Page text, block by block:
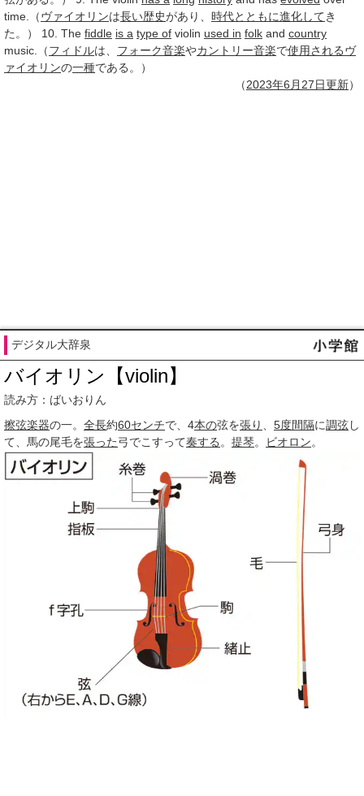
time.（ヴァイオリンは長い歴史があり、 時代とともに進化してき
た。） 10. The fiddle is a type of violin used in folk and country
music.（フィドルは、 フォーク音楽やカントリー音楽で使用されるヴ
ァイオリンの一種である。）
（2023年6月27日更新）
デジタル大辞泉
バイオリン【violin】
読み方：ばいおりん
擦弦楽器の一。 全長約60センチで、4本の弦を張り 5度間隔に調弦し
て、馬の尾毛を張った弓でこすって奏する 。 提琴。 ビオロン。